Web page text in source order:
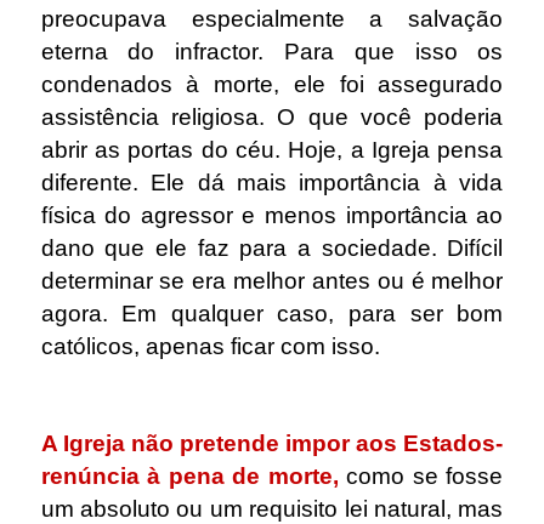
preocupava especialmente a salvação
eterna do infractor. Para que isso os
condenados à morte, ele foi assegurado
assistência religiosa. O que você poderia
abrir as portas do céu. Hoje, a Igreja pensa
diferente. Ele dá mais importância à vida
física do agressor e menos importância ao
dano que ele faz para a sociedade. Difícil
determinar se era melhor antes ou é melhor
agora. Em qualquer caso, para ser bom
católicos, apenas ficar com isso.
A Igreja não pretende impor aos Estados-
renúncia à pena de morte, como se fosse
um absoluto ou um requisito lei natural, mas